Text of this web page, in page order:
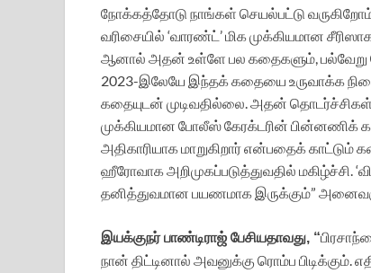
நோக்கத்தோடு நாங்கள் செயல்பட்டு
வரிசையில் ‘வாரண்ட்’ மிக முக்கியமான
ஆனால் அதன் உள்ளே பல கதைகளும், பல்வேறு
2023-இலேயே இந்தக் கதையை உருவாக்க
கதையுடன் முடிவதில்லை. அதன் தொடர்ச்சிகள்
முக்கியமான போலீஸ் கேரக்டரின் பின்னணிக்
அதிகாரியாக மாறுகிறார் என்பதைக் காட்டும்
ஹீரோவாக அறிமுகப்படுத்துவதில் மகிழ்ச்சி.
தனித்துவமான பயணமாக இருக்கும்”
இயக்குநர் பாண்டிராஜ் பேசியதாவது, “
நான் திட்டினால் அவனுக்கு ரொம்ப பிடிக்கும்.